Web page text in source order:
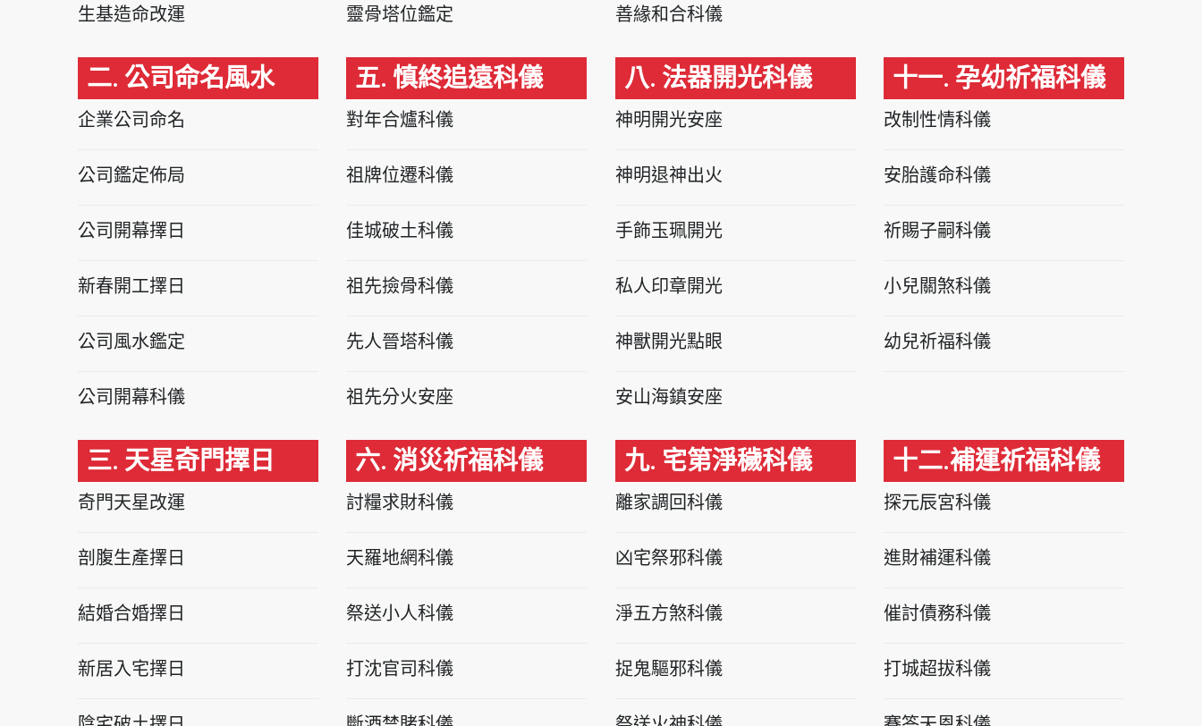
生基造命改運
二. 公司命名風水
企業公司命名
公司鑑定佈局
公司開幕擇日
新春開工擇日
公司風水鑑定
公司開幕科儀
三. 天星奇門擇日
奇門天星改運
剖腹生產擇日
結婚合婚擇日
新居入宅擇日
靈骨塔位鑑定
五. 慎終追遠科儀
對年合爐科儀
祖牌位遷科儀
佳城破土科儀
祖先撿骨科儀
先人晉塔科儀
祖先分火安座
六. 消災祈福科儀
討糧求財科儀
天羅地網科儀
祭送小人科儀
打沈官司科儀
善緣和合科儀
八. 法器開光科儀
神明開光安座
神明退神出火
手飾玉珮開光
私人印章開光
神獸開光點眼
安山海鎮安座
九. 宅第淨穢科儀
離家調回科儀
凶宅祭邪科儀
淨五方煞科儀
捉鬼驅邪科儀
十一. 孕幼祈福科儀
改制性情科儀
安胎護命科儀
祈賜子嗣科儀
小兒關煞科儀
幼兒祈福科儀
十二.補運祈福科儀
探元辰宮科儀
進財補運科儀
催討債務科儀
打城超拔科儀